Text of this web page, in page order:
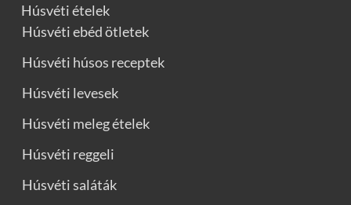
Húsvéti ételek
Húsvéti ebéd ötletek
Húsvéti húsos receptek
Húsvéti levesek
Húsvéti meleg ételek
Húsvéti reggeli
Húsvéti saláták